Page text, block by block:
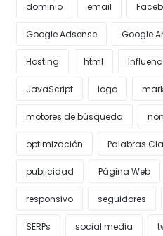
dominio email
Google Adsense Google
Hosting html
JavaScript logo
motores de búsqueda
optimización Palabras
publicidad Página Web
responsivo seguidores
SERPs social media